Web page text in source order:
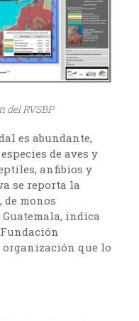
del RVSBP
es abundante,
de aves y
anfibios y
se reporta la
monos
indica
organización que lo